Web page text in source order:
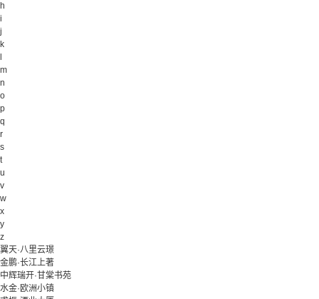
h
i
j
k
m
n
o
p
q
r
s
t
u
v
w
x
y
z
翼天·八里云璟
金鹏·长江上著
中辉瑞开·甘棠书苑
水金·欧洲小镇